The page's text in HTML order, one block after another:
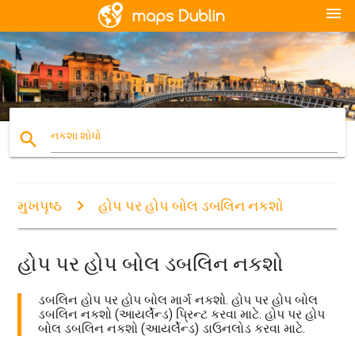
menu
search નકશા શોધો
મુખપૃષ્ઠ હોપ પર હોપ બોલ ડબલિન નકશો
હોપ પર હોપ બોલ ડબલિન નકશો
ડબલિન હોપ પર હોપ બોલ માર્ગ નકશો. હોપ પર હોપ બોલ
ડબલિન નકશો (આયર્લેન્ડ) પ્રિન્ટ કરવા માટે. હોપ પર હોપ
બોલ ડબલિન નકશો (આયર્લેન્ડ) ડાઉનલોડ કરવા માટે.